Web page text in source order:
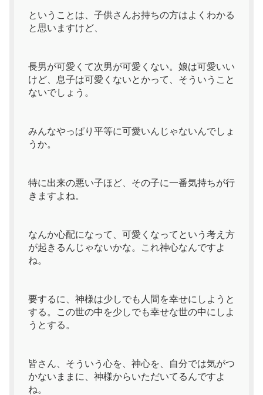
ということは、子供さんお持ちの方はよくわかる
と思いますけど、
長男が可愛くて次男が可愛くない。娘は可愛いい
けど、息子は可愛くないとかって、そういうこと
ないでしょう。
みんなやっぱり平等に可愛いんじゃないんでしょ
うか。
特に出来の悪い子ほど、その子に一番気持ちが行
きますよね。
なんか心配になって、可愛くなってという考え方
が起きるんじゃないかな。これ神心なんですよ
ね。
要するに、神様は少しでも人間を幸せにしようと
する。この世の中を少しでも幸せな世の中にしよ
うとする。
皆さん、そういう心を、神心を、自分では気がつ
かないままに、神様からいただいてるんですよ
ね。